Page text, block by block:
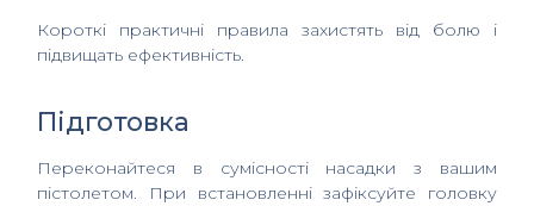
Короткі практичні правила захистять від болю і
підвищать ефективність.
Підготовка
Переконайтеся в сумісності насадки з вашим
пістолетом. При встановленні зафіксуйте головку